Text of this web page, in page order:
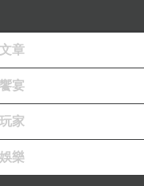
-佳菌任搭6盒(盒-60
用文.分享文
.熱銷.開箱文.
章
宴
家
樂